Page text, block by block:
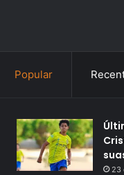
Popular
23